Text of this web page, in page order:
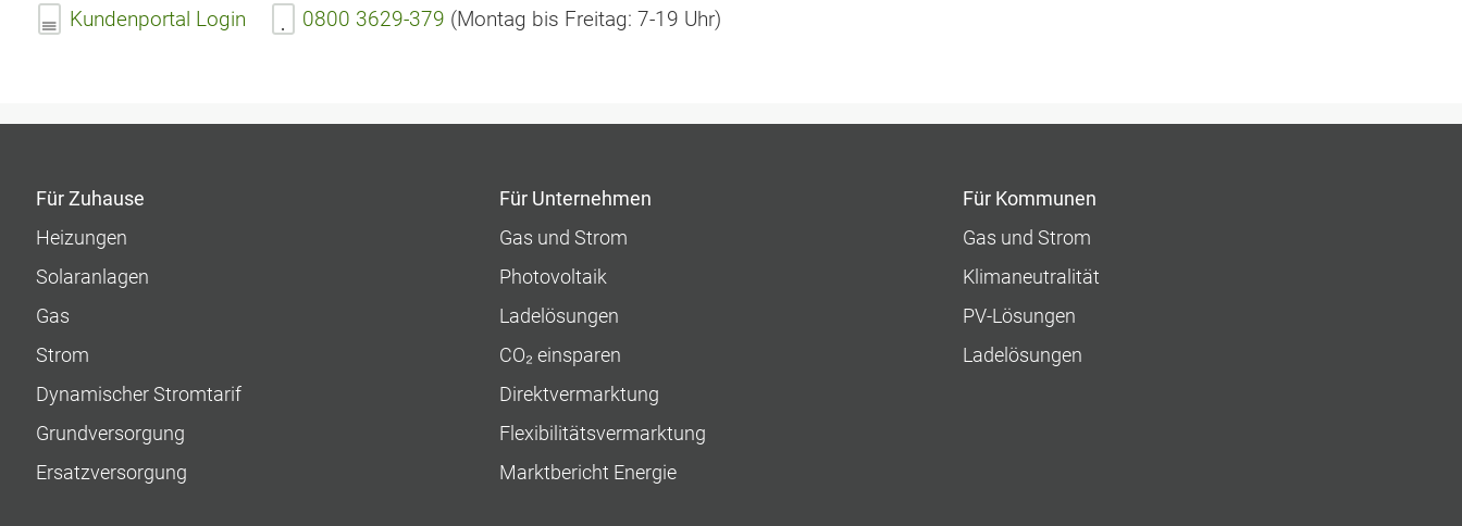
Kundenportal Login 0800 3629-379 (Montag bis Freitag: 7-19 Uhr)
Für Zuhause
Heizungen
Solaranlagen
Gas
Strom
Dynamischer Stromtarif
Grundversorgung
Ersatzversorgung
Für Unternehmen
Gas und Strom
Photovoltaik
Ladelösungen
CO₂ einsparen
Direktvermarktung
Flexibilitätsvermarktung
Marktbericht Energie
Für Kommunen
Gas und Strom
Klimaneutralität
PV-Lösungen
Ladelösungen